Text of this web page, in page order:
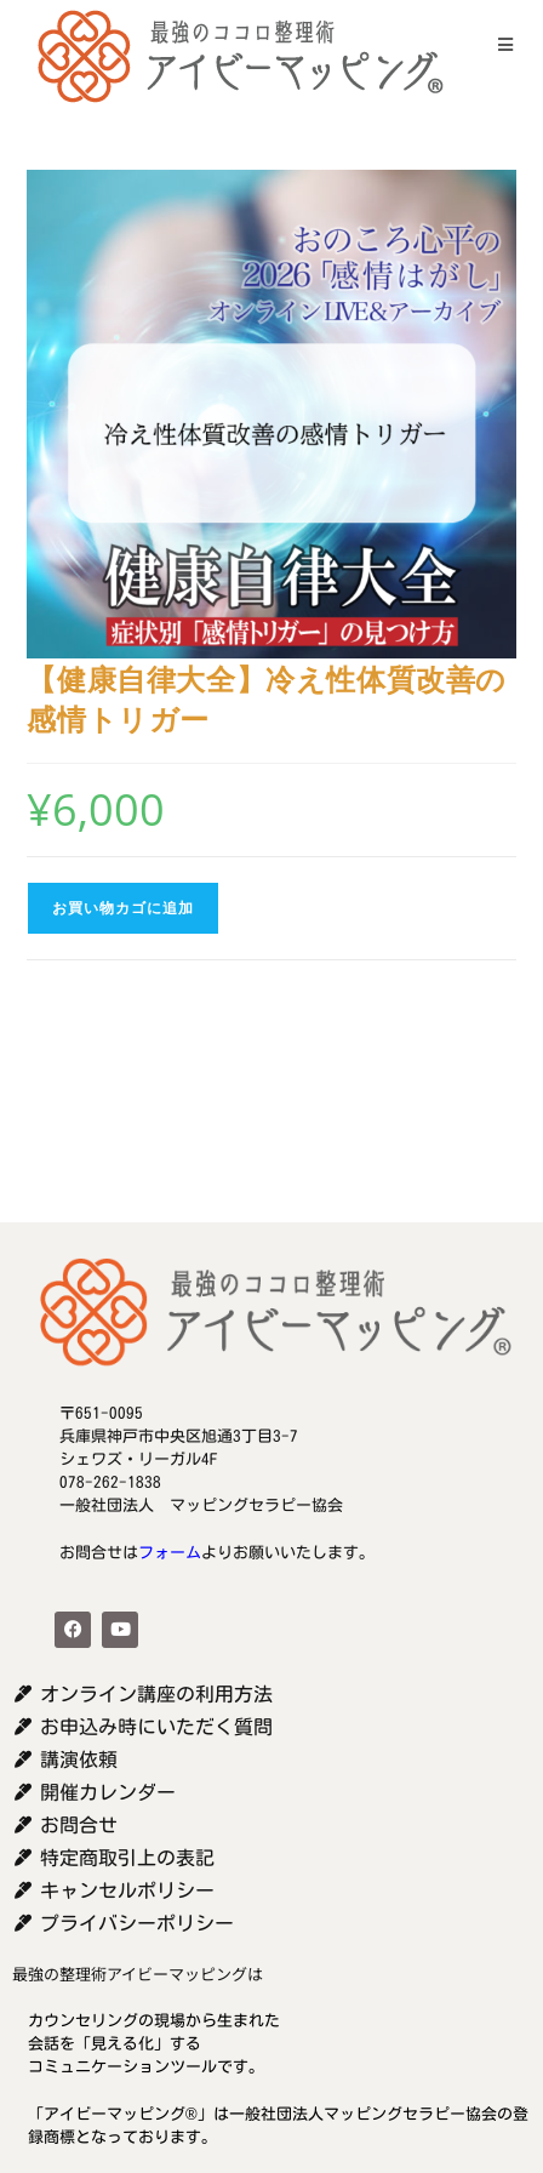
【健康自律大全】冷え性体質改善の
感情トリガー
¥6,000
お買い物カゴに追加
〒651-0095
兵庫県神戸市中央区旭通3丁目3-7
シェワズ・リーガル4F
078-262-1838
一般社団法人 マッピングセラピー協会
お問合せはフォームよりお願いいたします。
オンライン講座の利用方法
お申込み時にいただく質問
講演依頼
開催カレンダー
お問合せ
特定商取引上の表記
キャンセルポリシー
プライバシーポリシー
最強の整理術アイビーマッピングは
カウンセリングの現場から生まれた
会話を「見える化」する
コミュニケーションツールです。
「アイビーマッピング®」は一般社団法人マッピングセラピー協会の登
録商標となっております。